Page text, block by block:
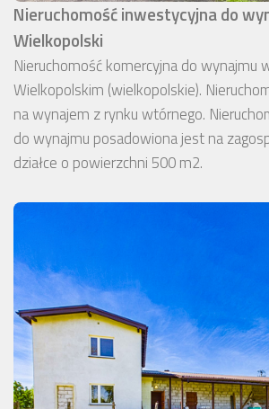
Nieruchomość inwestycyjna do
Wielkopolski
Nieruchomość komercyjna do wynajmu
Wielkopolskim (wielkopolskie).
na wynajem z rynku wtórnego.
do wynajmu posadowiona jest na
działce o powierzchni 500 m2.